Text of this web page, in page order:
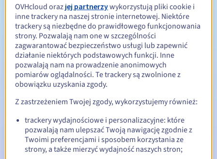
Okres odnowienia Od 1 do 10 lat
Okres wykupu
Automatyczne powiadomienia:
wygaśnięcia
E-mail w dniu wygaśnięcia powiadamiający o zawieszeniu
nazwy domeny
OVHcloud oraz jej partnerzywykorzystują pliki cookie i
inne trackery na naszej stronie internetowej. Niektóre
trackery są niezbędne do prawidłowego funkcjonowania
strony. Pozwalają nam one w szczególności
zagwarantować bezpieczeństwo usługi lub zapewnić
działanie niektórych podstawowych funkcji. Inne
pozwalają nam na prowadzenie anonimowych
pomiarów oglądalności. Te trackery są zwolnione z
obowiązku uzyskania zgody.
Z zastrzeżeniem Twojej zgody, wykorzystujemy również:
trackery wydajnościowe i personalizacyjne: które
pozwalają nam ulepszać Twoją nawigację zgodnie z
Twoimi preferencjami i sposobem korzystania ze
strony, a także mierzyć wydajność naszych stron;